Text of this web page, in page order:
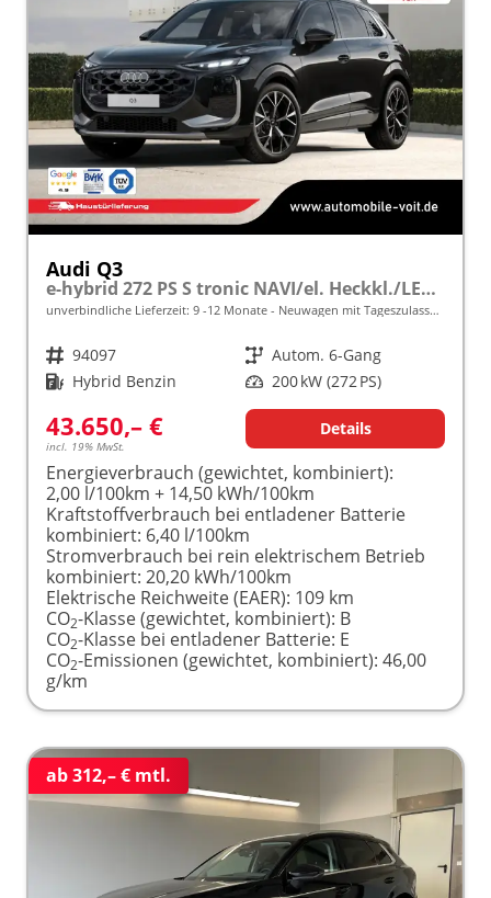
Audi Q3
e-hybrid 272 PS S tronic NAVI/el. Heckkl./LED frei konfigurierbar!
unverbindliche Lieferzeit: 9 -12 Monate Neuwagen mit Tageszulassung
Fahrzeugnr. 94097 Getriebe Autom. 6-Gang
Kraftstoff Hybrid Benzin Leistung 200 kW (272 PS)
43.650,– €
incl. 19% MwSt.
Details
Energieverbrauch (gewichtet, kombiniert):
2,00 l/100km + 14,50 kWh/100km
Kraftstoffverbrauch bei entladener Batterie
kombiniert: 6,40 l/100km
Stromverbrauch bei rein elektrischem Betrieb
kombiniert: 20,20 kWh/100km
Elektrische Reichweite (EAER): 109 km
CO2-Klasse (gewichtet, kombiniert): B
CO2-Klasse bei entladener Batterie: E
CO2-Emissionen (gewichtet, kombiniert): 46,00
g/km
ab 312,– € mtl.